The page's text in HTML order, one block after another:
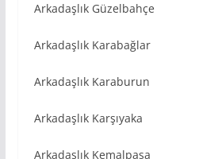
Arkadaşlık Güzelbahçe
Arkadaşlık Karabağlar
Arkadaşlık Karaburun
Arkadaşlık Karşıyaka
Arkadaşlık Kemalpaşa